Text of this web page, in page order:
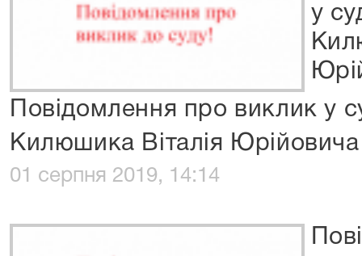
у
Повідомлення про виклик у
Килюшика Віталія Юрійовича
01 серпня 2019, 14:14